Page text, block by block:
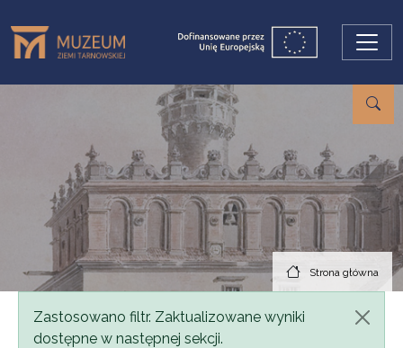
Strona główna
Komunikat
Zastosowano filtr. Zaktualizowane wyniki
dostępne w następnej sekcji.